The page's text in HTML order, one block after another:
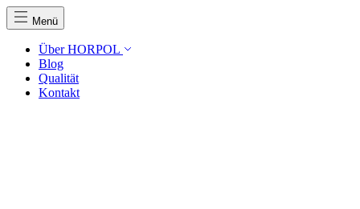
Menü
Über HORPOL
Blog
Qualität
Kontakt